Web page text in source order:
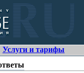
Услуги и тарифы